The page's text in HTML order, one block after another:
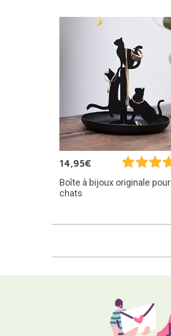
14,95€
Boîte à bijoux originale pour
chats